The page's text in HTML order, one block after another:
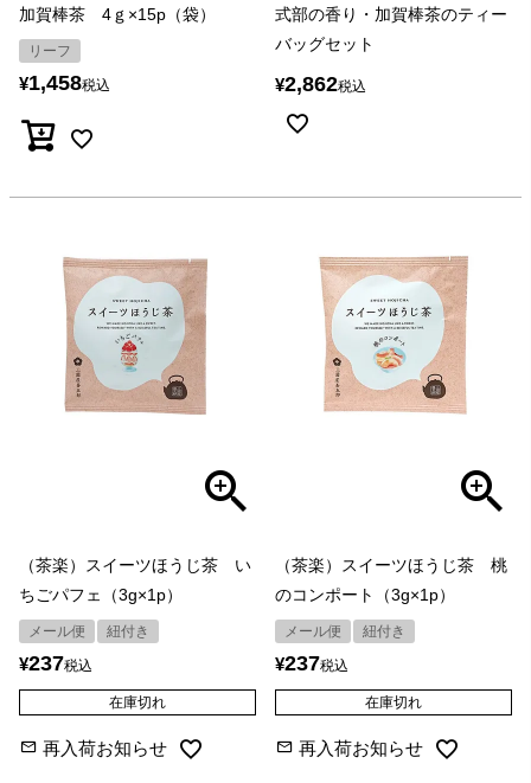
加賀棒茶 4ｇ×15p（袋）
リーフ
¥1,458税込
式部の香り・加賀棒茶のティー
バッグセット
¥2,862税込
（茶楽）スイーツほうじ茶 い
ちごパフェ（3g×1p）
メール便 紐付き
¥237税込
在庫切れ
再入荷お知らせ
（茶楽）スイーツほうじ茶 桃
のコンポート（3g×1p）
メール便 紐付き
¥237税込
在庫切れ
再入荷お知らせ